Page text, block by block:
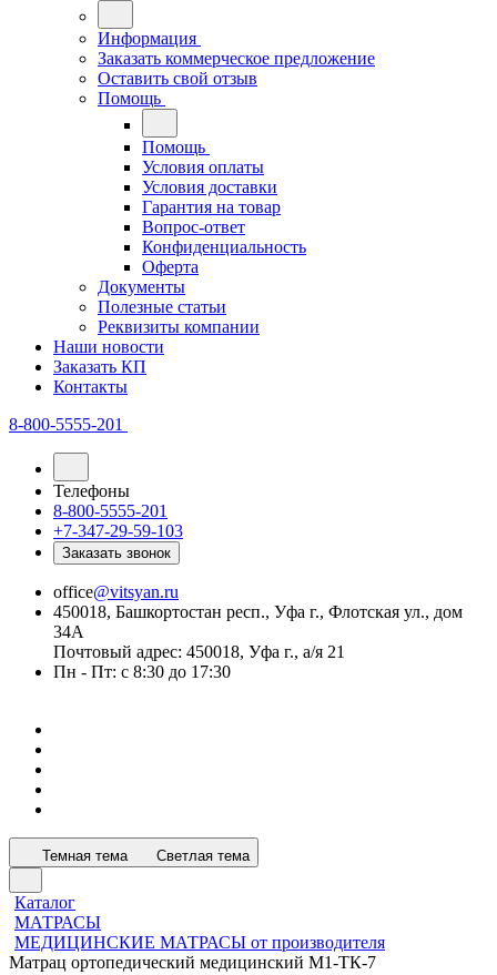
Информация
Заказать коммерческое предложение
Оставить свой отзыв
Помощь
Помощь
Условия оплаты
Условия доставки
Гарантия на товар
Вопрос-ответ
Конфиденциальность
Оферта
Документы
Полезные статьи
Реквизиты компании
Наши новости
Заказать КП
Контакты
8-800-5555-201
Телефоны
8-800-5555-201
+7-347-29-59-103
Заказать звонок
office@vitsyan.ru
450018, Башкортостан респ., Уфа г., Флотская ул., дом
34А
Почтовый адрес: 450018, Уфа г., а/я 21
Пн - Пт: с 8:30 до 17:30
Темная тема Светлая тема
Каталог
МАТРАСЫ
МЕДИЦИНСКИЕ МАТРАСЫ от производителя
Матрац ортопедический медицинский М1-ТК-7